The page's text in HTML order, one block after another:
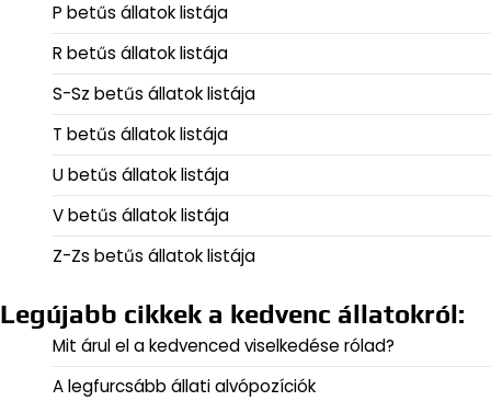
P betűs állatok listája
R betűs állatok listája
S-Sz betűs állatok listája
T betűs állatok listája
U betűs állatok listája
V betűs állatok listája
Z-Zs betűs állatok listája
Legújabb cikkek a kedvenc állatokról:
Mit árul el a kedvenced viselkedése rólad?
A legfurcsább állati alvópozíciók